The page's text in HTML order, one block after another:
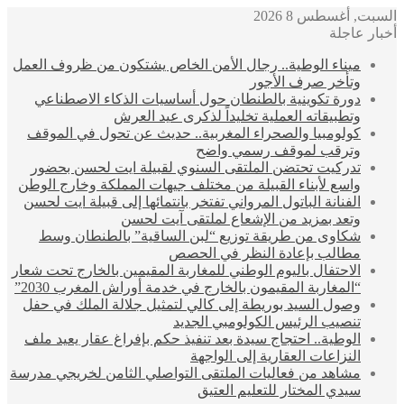
السبت, أغسطس 8 2026
أخبار عاجلة
ميناء الوطية.. رجال الأمن الخاص يشتكون من ظروف العمل
وتأخر صرف الأجور
دورة تكوينية بالطنطان حول أساسيات الذكاء الاصطناعي
وتطبيقاته العملية تخليداً لذكرى عيد العرش
كولومبيا والصحراء المغربية.. حديث عن تحول في الموقف
وترقب لموقف رسمي واضح
تدركيت تحتضن الملتقى السنوي لقبيلة ايت لحسن بحضور
واسع لأبناء القبيلة من مختلف جيهات المملكة وخارج الوطن
الفنانة الباتول المرواني تفتخر بانتمائها إلى قبيلة ايت لحسن
وتعد بمزيد من الإشعاع لملتقى آيت لحسن
شكاوى من طريقة توزيع “لبن الساقية” بالطنطان وسط
مطالب بإعادة النظر في الحصص
الاحتفال باليوم الوطني للمغاربة المقيمين بالخارج تحت شعار
“المغاربة المقيمون بالخارج في خدمة أوراش المغرب 2030”
وصول السيد بوريطة إلى كالي لتمثيل جلالة الملك في حفل
تنصيب الرئيس الكولومبي الجديد
الوطية.. احتجاج سيدة بعد تنفيذ حكم بإفراغ عقار يعيد ملف
النزاعات العقارية إلى الواجهة
مشاهد من فعاليات الملتقى التواصلي الثامن لخريجي مدرسة
سيدي المختار للتعليم العتيق